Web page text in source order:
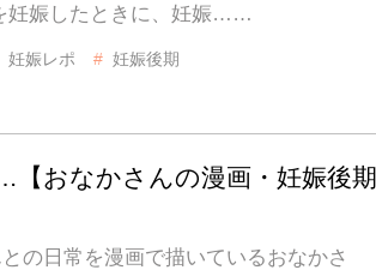
妊娠したときに、妊娠……
妊娠レポ
妊娠後期
【おなかさんの漫画・妊娠後期
の日常を漫画で描いているおなかさ